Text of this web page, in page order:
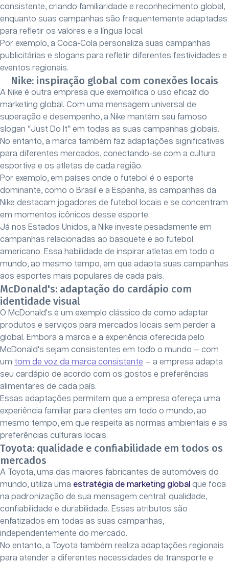
consistente, criando familiaridade e reconhecimento global,
enquanto suas campanhas são frequentemente adaptadas
para refletir os valores e a língua local.
Por exemplo, a Coca-Cola personaliza suas campanhas
publicitárias e slogans para refletir diferentes festividades e
eventos regionais.
Nike: inspiração global com conexões locais
A Nike é outra empresa que exemplifica o uso eficaz do
marketing global. Com uma mensagem universal de
superação e desempenho, a Nike mantém seu famoso
slogan “Just Do It” em todas as suas campanhas globais.
No entanto, a marca também faz adaptações significativas
para diferentes mercados, conectando-se com a cultura
esportiva e os atletas de cada região.
Por exemplo, em países onde o futebol é o esporte
dominante, como o Brasil e a Espanha, as campanhas da
Nike destacam jogadores de futebol locais e se concentram
em momentos icônicos desse esporte.
Já nos Estados Unidos, a Nike investe pesadamente em
campanhas relacionadas ao basquete e ao futebol
americano. Essa habilidade de inspirar atletas em todo o
mundo, ao mesmo tempo, em que adapta suas campanhas
aos esportes mais populares de cada país.
McDonald's: adaptação do cardápio com
identidade visual
O McDonald's é um exemplo clássico de como adaptar
produtos e serviços para mercados locais sem perder a
global. Embora a marca e a experiência oferecida pelo
McDonald's sejam consistentes em todo o mundo — com
um tom de voz da marca consistente — a empresa adapta
seu cardápio de acordo com os gostos e preferências
alimentares de cada país.
Essas adaptações permitem que a empresa ofereça uma
experiência familiar para clientes em todo o mundo, ao
mesmo tempo, em que respeita as normas ambientais e as
preferências culturais locais.
Toyota: qualidade e confiabilidade em todos os
mercados
A Toyota, uma das maiores fabricantes de automóveis do
mundo, utiliza uma estratégia de marketing global que foca
na padronização de sua mensagem central: qualidade,
confiabilidade e durabilidade. Esses atributos são
enfatizados em todas as suas campanhas,
independentemente do mercado.
No entanto, a Toyota também realiza adaptações regionais
para atender a diferentes necessidades de transporte e